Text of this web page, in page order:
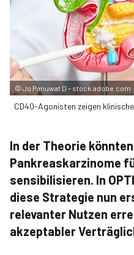
© Jo Panuwat D – stock.adobe.com
CD40-Agonisten zeigen
In der Theorie
Pankreaskarzinome
sensibilisieren. In
diese Strategie nun
relevanter Nutzen
akzeptabler